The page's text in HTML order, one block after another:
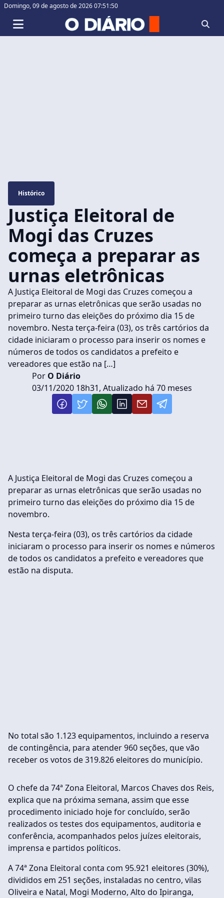
Domingo,09 de agosto de 2026 07:51:51
Histórico
Justiça Eleitoral de
Mogi das Cruzes
começa a preparar as
urnas eletrônicas
A Justiça Eleitoral de Mogi das Cruzes começou a
preparar as urnas eletrônicas que serão usadas no
primeiro turno das eleições do próximo dia 15 de
novembro. Nesta terça-feira (03), os três cartórios da
cidade iniciaram o processo para inserir os nomes e
números de todos os candidatos a prefeito e
vereadores que estão na […]
Por O Diário
03/11/2020 18h31, Atualizado há 70 meses
A Justiça Eleitoral de Mogi das Cruzes começou a
preparar as urnas eletrônicas que serão usadas no
primeiro turno das eleições do próximo dia 15 de
novembro.
Nesta terça-feira (03), os três cartórios da cidade
iniciaram o processo para inserir os nomes e números
de todos os candidatos a prefeito e vereadores que
estão na disputa.
No total são 1.123 equipamentos, incluindo a reserva
de contingência, para atender 960 seções, que vão
receber os votos de 319.826 eleitores do município.
O chefe da 74ª Zona Eleitoral, Marcos Chaves dos Reis,
explica que na próxima semana, assim que esse
procedimento iniciado hoje for concluído, serão
realizados os testes dos equipamentos, auditoria e
conferência, acompanhados pelos juízes eleitorais,
imprensa e partidos políticos.
A 74ª Zona Eleitoral conta com 95.921 eleitores (30%),
divididos em 251 seções, instaladas no centro, vilas
Oliveira e Natal, Mogi Moderno, Alto do Ipiranga,